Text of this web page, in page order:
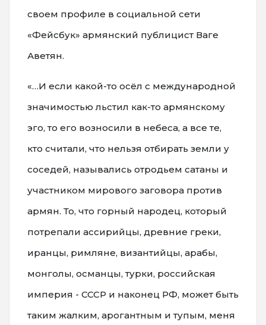
своем профиле в социальной сети
«Фейсбук» армянский публицист Ваге
Аветян.
«…И если какой-то осёл с международной
значимостью льстил как-то армянскому
эго, то его возносили в небеса, а все те,
кто считали, что нельзя отбирать земли у
соседей, назывались отродьем сатаны и
участником мирового заговора против
армян. То, что горный народец, который
потрепали ассирийцы, древние греки,
иранцы, римляне, византийцы, арабы,
монголы, османцы, турки, российская
империя - СССР и наконец РФ, может быть
таким жалким, арогантным и тупым, меня